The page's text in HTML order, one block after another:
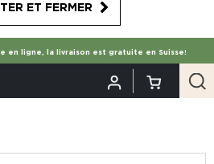
ET FERMER
en ligne, la livraison est gratuite en Suisse!